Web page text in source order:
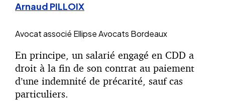
Arnaud PILLOIX
Avocat associé Ellipse Avocats Bordeaux
En principe, un salarié engagé en CDD a
droit à la fin de son contrat au paiement
d’une indemnité de précarité, sauf cas
particuliers.